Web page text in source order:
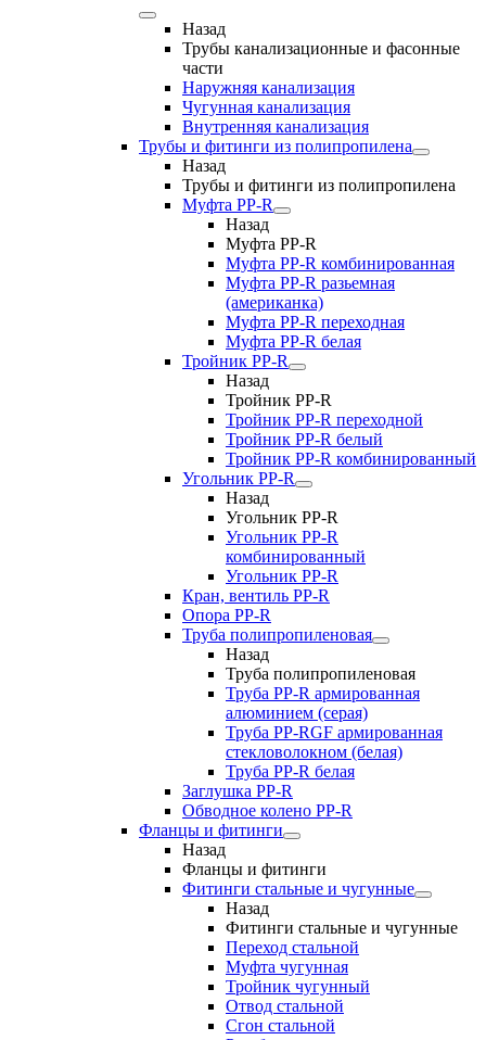
Назад
Трубы канализационные и фасонные
части
Наружняя канализация
Чугунная канализация
Внутренняя канализация
Трубы и фитинги из полипропилена
Назад
Трубы и фитинги из полипропилена
Муфта PP-R
Назад
Муфта PP-R
Муфта РР-R комбинированная
Муфта РР-R разьемная
(американка)
Муфта РР-R переходная
Муфта РР-R белая
Тройник PP-R
Назад
Тройник PP-R
Тройник РР-R переходной
Тройник РР-R белый
Тройник РР-R комбинированный
Угольник PP-R
Назад
Угольник PP-R
Угольник РР-R
комбинированный
Угольник РР-R
Кран, вентиль PP-R
Опора PP-R
Труба полипропиленовая
Назад
Труба полипропиленовая
Труба PP-R армированная
алюминием (серая)
Труба PP-RGF армированная
стекловолокном (белая)
Труба РР-R белая
Заглушка PP-R
Обводное колено PP-R
Фланцы и фитинги
Назад
Фланцы и фитинги
Фитинги стальные и чугунные
Назад
Фитинги стальные и чугунные
Переход стальной
Муфта чугунная
Тройник чугунный
Отвод стальной
Сгон стальной